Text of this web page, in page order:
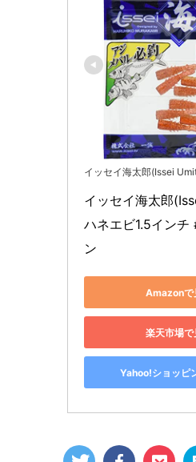
イッセイ海太郎(Issei
イッセイ海太郎
ハネエビ1.5イン
ン
Amazonで
楽天市場で
Yahoo!ショッピ